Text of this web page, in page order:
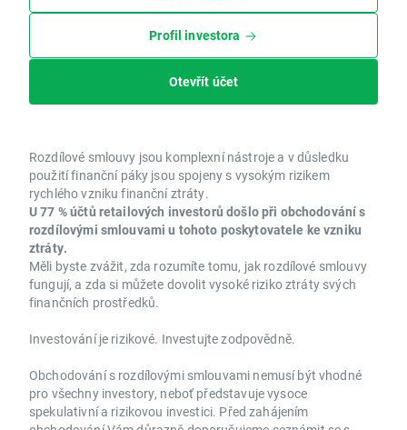
Profil investora
Otevřít účet
Rozdílové smlouvy jsou komplexní nástroje a v důsledku
použití finanční páky jsou spojeny s vysokým rizikem
rychlého vzniku finanční ztráty.
U 77 % účtů retailových investorů došlo při obchodování s
rozdílovými smlouvami u tohoto poskytovatele ke vzniku
ztráty.
Měli byste zvážit, zda rozumíte tomu, jak rozdílové smlouvy
fungují, a zda si můžete dovolit vysoké riziko ztráty svých
finančních prostředků.
Investování je rizikové. Investujte zodpovědně.
Obchodování s rozdílovými smlouvami nemusí být vhodné
pro všechny investory, neboť představuje vysoce
spekulativní a rizikovou investici. Před zahájením